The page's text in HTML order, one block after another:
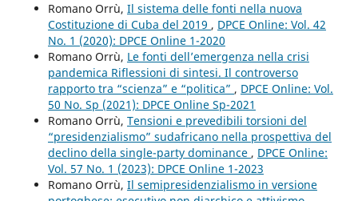
Romano Orrù, Il sistema delle fonti nella nuova
Costituzione di Cuba del 2019 , DPCE Online: Vol. 42
No. 1 (2020): DPCE Online 1-2020
Romano Orrù, Le fonti dell’emergenza nella crisi
pandemica Riflessioni di sintesi. Il controverso
rapporto tra “scienza” e “politica” , DPCE Online: Vol.
50 No. Sp (2021): DPCE Online Sp-2021
Romano Orrù, Tensioni e prevedibili torsioni del
“presidenzialismo” sudafricano nella prospettiva del
declino della single-party dominance , DPCE Online:
Vol. 57 No. 1 (2023): DPCE Online 1-2023
Romano Orrù, Il semipresidenzialismo in versione